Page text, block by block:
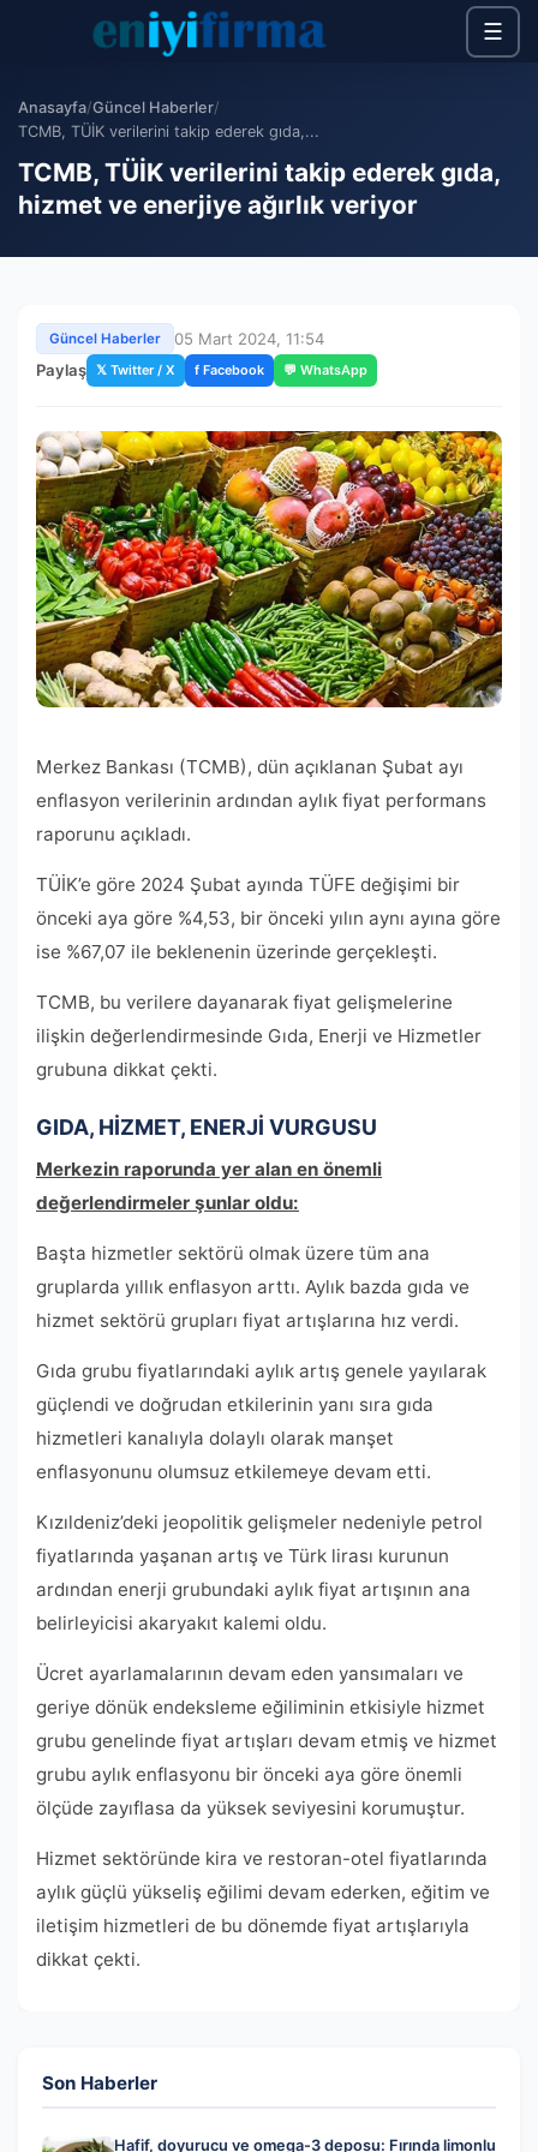
☰
Anasayfa/Güncel Haberler/
TCMB, TÜİK verilerini takip ederek gıda,...
TCMB, TÜİK verilerini takip ederek gıda,
hizmet ve enerjiye ağırlık veriyor
Güncel Haberler
05 Mart 2024, 11:54
Paylaş 𝕏 Twitter / X f Facebook 💬 WhatsApp
Merkez Bankası (TCMB), dün açıklanan Şubat ayı
enflasyon verilerinin ardından aylık fiyat performans
raporunu açıkladı.
TÜİK’e göre 2024 Şubat ayında TÜFE değişimi bir
önceki aya göre %4,53, bir önceki yılın aynı ayına göre
ise %67,07 ile beklenenin üzerinde gerçekleşti.
TCMB, bu verilere dayanarak fiyat gelişmelerine
ilişkin değerlendirmesinde Gıda, Enerji ve Hizmetler
grubuna dikkat çekti.
GIDA, HİZMET, ENERJİ VURGUSU
Merkezin raporunda yer alan en önemli
değerlendirmeler şunlar oldu:
Başta hizmetler sektörü olmak üzere tüm ana
gruplarda yıllık enflasyon arttı. Aylık bazda gıda ve
hizmet sektörü grupları fiyat artışlarına hız verdi.
Gıda grubu fiyatlarındaki aylık artış genele yayılarak
güçlendi ve doğrudan etkilerinin yanı sıra gıda
hizmetleri kanalıyla dolaylı olarak manşet
enflasyonunu olumsuz etkilemeye devam etti.
Kızıldeniz’deki jeopolitik gelişmeler nedeniyle petrol
fiyatlarında yaşanan artış ve Türk lirası kurunun
ardından enerji grubundaki aylık fiyat artışının ana
belirleyicisi akaryakıt kalemi oldu.
Ücret ayarlamalarının devam eden yansımaları ve
geriye dönük endeksleme eğiliminin etkisiyle hizmet
grubu genelinde fiyat artışları devam etmiş ve hizmet
grubu aylık enflasyonu bir önceki aya göre önemli
ölçüde zayıflasa da yüksek seviyesini korumuştur.
Hizmet sektöründe kira ve restoran-otel fiyatlarında
aylık güçlü yükseliş eğilimi devam ederken, eğitim ve
iletişim hizmetleri de bu dönemde fiyat artışlarıyla
dikkat çekti.
Son Haberler
Hafif, doyurucu ve omega-3 deposu: Fırında limonlu